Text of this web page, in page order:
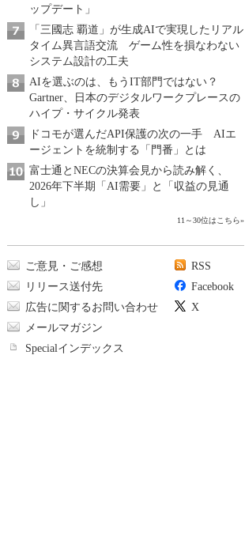
ップデート」
「三國志 覇道」が生成AIで実現したリアル
タイム異言語交流 ゲーム性を損なわない
システム設計の工夫
AIを選ぶのは、もうIT部門ではない？
Gartner、日本のデジタルワークプレースの
ハイプ・サイクル発表
ドコモが選んだAPI保護の次の一手 AIエ
ージェントを統制する「門番」とは
富士通とNECの決算会見から読み解く、
2026年下半期「AI需要」と「収益の見通
し」
11～30位はこちら»
ご意見・ご感想
リリース送付先
広告に関するお問い合わせ
メールマガジン
Specialインデックス
RSS
Facebook
X